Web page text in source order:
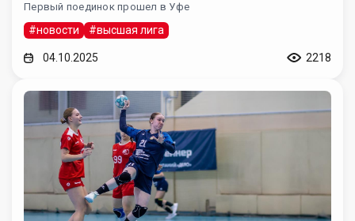
Первый поединок прошел в Уфе
#новости #высшая лига
04.10.2025 2218